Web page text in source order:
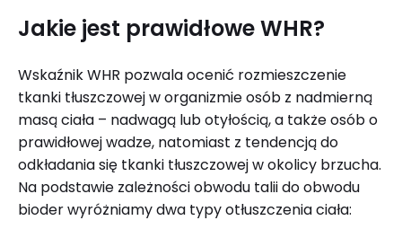
Jakie jest prawidłowe WHR?
Wskaźnik WHR pozwala ocenić rozmieszczenie
tkanki tłuszczowej w organizmie osób z nadmierną
masą ciała – nadwagą lub otyłością, a także osób o
prawidłowej wadze, natomiast z tendencją do
odkładania się tkanki tłuszczowej w okolicy brzucha.
Na podstawie zależności obwodu talii do obwodu
bioder wyróżniamy dwa typy otłuszczenia ciała: